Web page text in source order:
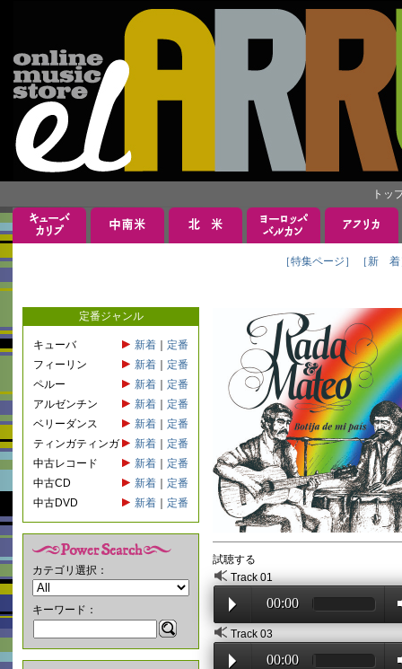
トッ
［特集ページ］ ［新 着
定番ジャンル
キューバ 新着
定番
フィーリン
新着
定番
ペルー
新着
定番
アルゼンチン
新着
定番
ベリーダンス
新着
定番
ティンガティンガ
新着
定番
中古レコード
新着
定番
中古CD
新着
定番
中古DVD
新着 定番
カテゴリ選択：
キーワード：
試聴する
Track 01
00:00
Track 03
00:00